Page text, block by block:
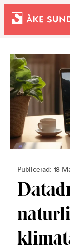
Bostäder
Lokaler
Om oss
Kontakt
Publicerad: 18